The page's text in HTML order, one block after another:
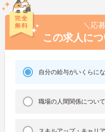
＼応
この求人に
自分の給与がいくらに
職場の人間関係につい